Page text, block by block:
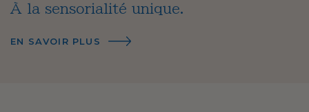
À la sensorialité unique.
EN SAVOIR PLUS